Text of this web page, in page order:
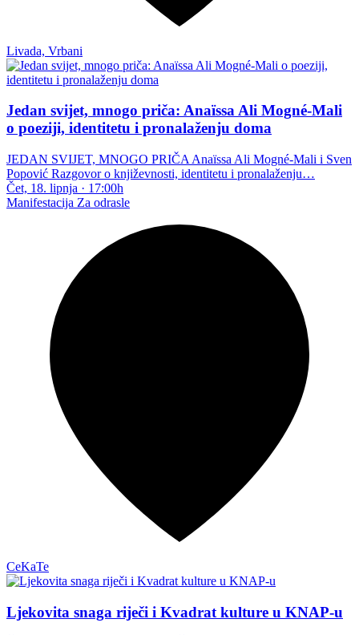
Livada, Vrbani
Jedan svijet, mnogo priča: Anaïssa Ali Mogné-Mali
o poeziji, identitetu i pronalaženju doma
JEDAN SVIJET, MNOGO PRIČA Anaïssa Ali Mogné-Mali i Sven
Popović Razgovor o književnosti, identitetu i pronalaženju…
Čet, 18. lipnja · 17:00h
Manifestacija Za odrasle
CeKaTe
Ljekovita snaga riječi i Kvadrat kulture u KNAP-u